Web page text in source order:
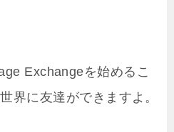
Exchangeを始めるこ
界に友達ができますよ。